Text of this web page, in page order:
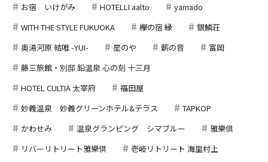
お宿 いけがみ
HOTELLI aalto
yamado
WITH THE STYLE FUKUOKA
欅の宿 縁
銀鱗荘
奥湯河原 結唯 -YUI-
星のや 薪の音
富岡
藤三旅館・別邸 鉛温泉 心の刻 十三月
HOTEL CULTIA 太宰府
福田屋
妙義温泉 妙義グリーンホテル&テラス
TAPKOP
かわせみ
温泉グランピング シマブルー
雅樂倶
リバーリトリート雅樂倶
壱岐リトリート 海里村上